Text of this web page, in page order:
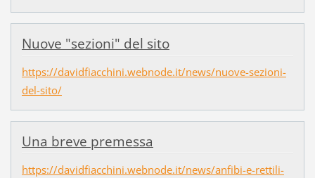
Nuove "sezioni" del sito
https://davidfiacchini.webnode.it/news/nuove-sezioni-
del-sito/
Una breve premessa
https://davidfiacchini.webnode.it/news/anfibi-e-rettili-